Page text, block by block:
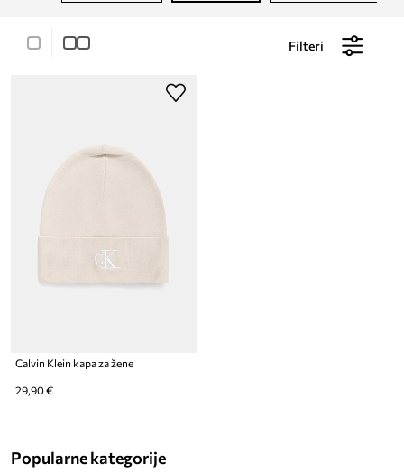
Filteri
Calvin Klein kapa za žene
29,90 €
Popularne kategorije